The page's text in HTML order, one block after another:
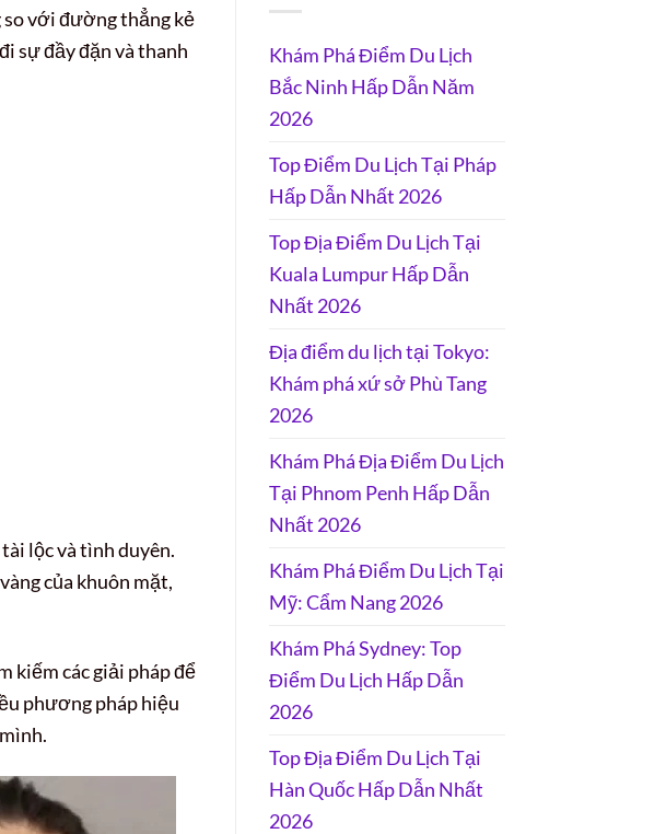
so với đường thẳng kẻ
sự đầy đặn và thanh
lộc và tình duyên.
của khuôn mặt,
kiếm các giải pháp để
phương pháp hiệu
Khám Phá Điểm Du Lịch
Bắc Ninh Hấp Dẫn Năm
2026
Top Điểm Du Lịch Tại Pháp
Hấp Dẫn Nhất 2026
Top Địa Điểm Du Lịch Tại
Kuala Lumpur Hấp Dẫn
Nhất 2026
Địa điểm du lịch tại Tokyo:
Khám phá xứ sở Phù Tang
2026
Khám Phá Địa Điểm Du Lịch
Tại Phnom Penh Hấp Dẫn
Nhất 2026
Khám Phá Điểm Du Lịch Tại
Mỹ: Cẩm Nang 2026
Khám Phá Sydney: Top
Điểm Du Lịch Hấp Dẫn
2026
Top Địa Điểm Du Lịch Tại
Hàn Quốc Hấp Dẫn Nhất
2026